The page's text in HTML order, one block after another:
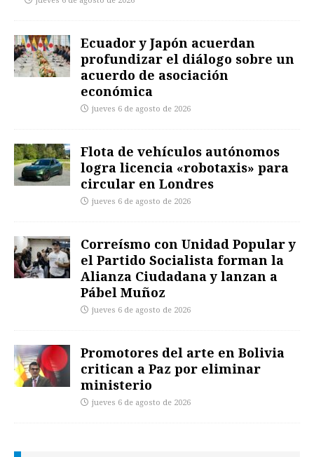
Ecuador y Japón acuerdan
profundizar el diálogo sobre un
acuerdo de asociación
económica
jueves 6 de agosto de 2026
Flota de vehículos autónomos
logra licencia «robotaxis» para
circular en Londres
jueves 6 de agosto de 2026
Correísmo con Unidad Popular y
el Partido Socialista forman la
Alianza Ciudadana y lanzan a
Pábel Muñoz
jueves 6 de agosto de 2026
Promotores del arte en Bolivia
critican a Paz por eliminar
ministerio
jueves 6 de agosto de 2026